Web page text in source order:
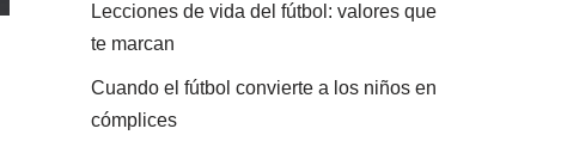
Lecciones de vida del fútbol: valores que
te marcan
Cuando el fútbol convierte a los niños en
cómplices